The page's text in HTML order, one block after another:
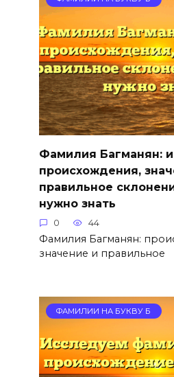
Фамилия Багманян:
происхождения,
правильное
нужно знать
0 44
Фамилия Багманян:
значение и правильное
ФАМИЛИИ НА БУКВУ Б